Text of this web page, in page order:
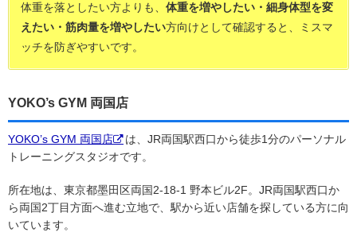
体重を落としたい方よりも、 体重を増やしたい・細身体型を変
えたい・筋肉量を増やしたい方向けとして確認すると、ミスマ
ッチを防ぎやすいです。
YOKO’s GYM 両国店
YOKO’s GYM 両国店
は、JR両国駅西口から徒歩1分のパーソナル
トレーニングスタジオです。
所在地は、東京都墨田区両国2-18-1 野本ビル2F。JR両国駅西口か
ら両国2丁目方面へ進む立地で、駅から近い店舗を探している方に向
いています。